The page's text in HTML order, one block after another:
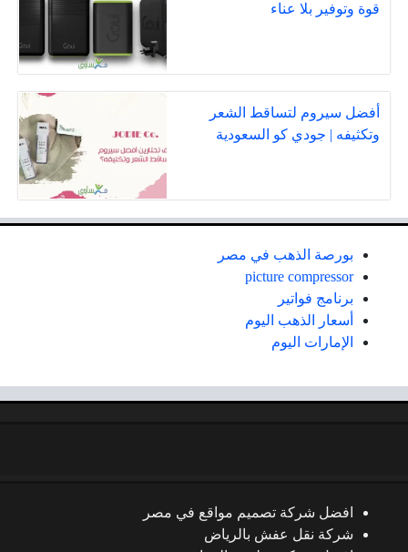
قوة وتوفير بلا عناء
أفضل سيروم لتساقط الشعر
وتكثيفه | جودي كو السعودية
بورصة الذهب في مصر
picture compressor
برنامج فواتير
أسعار الذهب اليوم
الإمارات اليوم
افضل شركة تصميم مواقع في مصر
شركة نقل عفش بالرياض